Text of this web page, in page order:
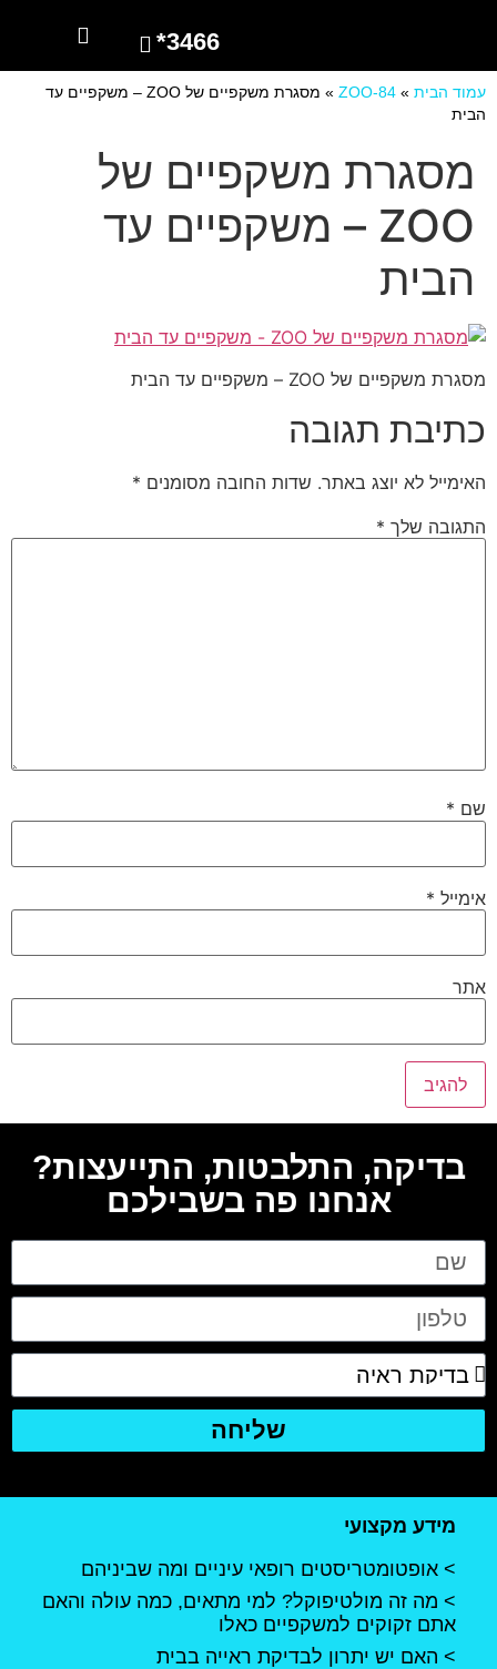
3466*
עמוד הבית »
ZOO-84
»
מסגרת משקפיים של ZOO – משקפיים עד
הבית
מסגרת משקפיים של
ZOO – משקפיים עד
הבית
מסגרת משקפיים של ZOO – משקפיים עד הבית
כתיבת תגובה
האימייל לא יוצג באתר. שדות החובה מסומנים *
התגובה שלך *
שם *
אימייל *
אתר
בדיקה, התלבטות, התייעצות?
אנחנו פה בשבילכם
שליחה
מידע מקצועי
אופטומטריסטים רופאי עיניים ומה שביניהם
מה זה מולטיפוקל? למי מתאים, כמה עולה והאם
אתם זקוקים למשקפיים כאלו
האם יש יתרון לבדיקת ראייה בבית